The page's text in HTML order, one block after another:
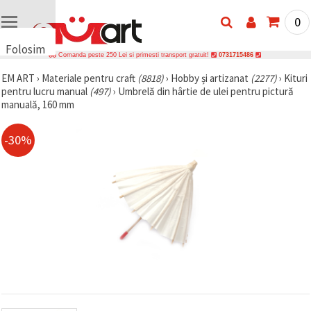
Folosim
uri
🍪 Folosim
cookie-uri
tehnologii
similare
pentru a
0
Comanda peste 250 Lei si primesti transport gratuit! 0731715486
EM ART › Materiale pentru craft (8818)› Hobby și artizanat (2277)› Kituri
pentru lucru manual (497)› Umbrelă din hârtie de ulei pentru pictură
manuală, 160 mm
-30%